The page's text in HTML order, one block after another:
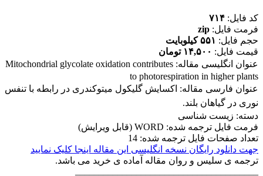
کد فایل: ۷۱۴
فرمت فایل: zip
حجم فایل: ۵۵۱ کیلوبایت
قیمت فایل: ۱۴,۵۰۰ تومان
عنوان انگلیسی مقاله: Mitochondrial glycolate oxidation contributes
to photorespiration in higher plants
عنوان فارسی مقاله: اکسایش گلیکول میتوکندری در رابطه با تنفس
نوری در گیاهان بلند.
دسته: زیست شناسی
فرمت فایل ترجمه شده: WORD (قابل ویرایش)
تعداد صفحات فایل ترجمه شده: 14
جهت دانلود رایگان نسخه انگلیسی این مقاله اینجا کلیک نمایید
ترجمه ی سلیس و روان مقاله آماده ی خرید می باشد.